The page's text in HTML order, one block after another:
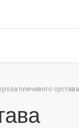
плечевого сустава